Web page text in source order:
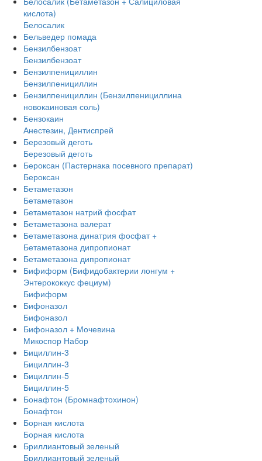
кислота)
Белосалик
Бельведер помада
Бензилбензоат
Бензилбензоат
Бензилпенициллин
Бензилпенициллин
Бензилпенициллин (Бензилпенициллина
новокаиновая соль)
Бензокаин
Анестезин, Дентиспрей
Березовый деготь
Березовый деготь
Бероксан (Пастернака посевного препарат)
Бероксан
Бетаметазон
Бетаметазон
Бетаметазон натрий фосфат
Бетаметазона валерат
Бетаметазона динатрия фосфат +
Бетаметазона дипропионат
Бетаметазона дипропионат
Бифиформ (Бифидобактерии лонгум +
Энтерококкус фециум)
Бифиформ
Бифоназол
Бифоназол
Бифоназол + Мочевина
Микоспор Набор
Бициллин-3
Бициллин-3
Бициллин-5
Бициллин-5
Бонафтон (Бромнафтохинон)
Бонафтон
Борная кислота
Борная кислота
Бриллиантовый зеленый
Бриллиантовый зеленый